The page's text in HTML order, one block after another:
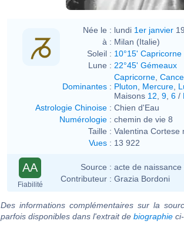
Née le : lundi 1er janvier
à : Milan (Italie)
Soleil : 10°15' Capricorne
Lune : 22°45' Gémeaux
Dominantes :
Capricorne
Pluton
Mercure
Maisons 12 9 6 /
Astrologie Chinoise : Chien d'Eau
Numérologie : chemin de vie 8
Taille : Valentina Cortese
Vues : 13 922
AA
Fiabilité
Source : acte de
Contributeur : Grazia Bordoni
Des informations complémentaires sur la
parfois disponibles dans l'extrait de biographie